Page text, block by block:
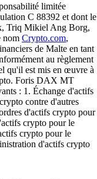
limitée
C 88392 et dont le
Triq Mikiel Ang Borg,
nom Crypto.com,
de Malte en tant
au règlement
qu'il est mis en œuvre à
Foris DAX MT
: 1. Échange d'actifs
contre d'autres
d'actifs crypto pour
crypto pour le
crypto pour le
d'actifs crypto